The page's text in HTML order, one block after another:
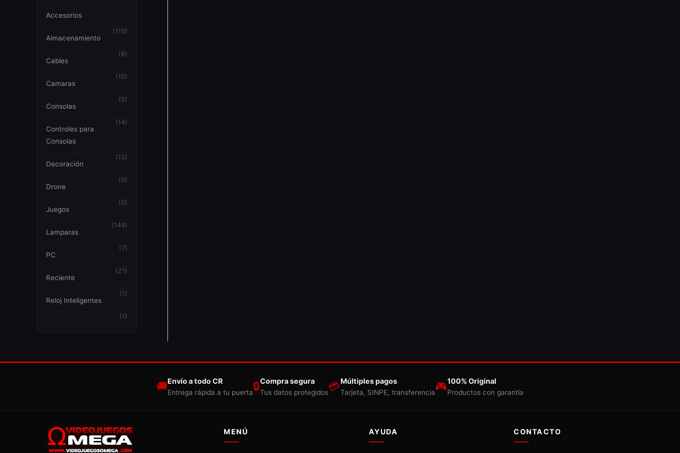
Accesorios
(110)
Almacenamiento
(8)
Cables
(10)
Camaras
(5)
Consolas
(14)
Controles para
Consolas
(12)
Decoración
(0)
Drone
(0)
Juegos
(144)
Lamparas
(7)
PC
(21)
Reciente
(1)
Reloj Inteligentes
(1)
🚚Envío a todo CR
Entrega rápida a tu puerta🔒Compra segura
Tus datos protegidos💳Múltiples pagos
Tarjeta, SINPE, transferencia🎮100% Original
Productos con garantía
MENÚ AYUDA CONTACTO